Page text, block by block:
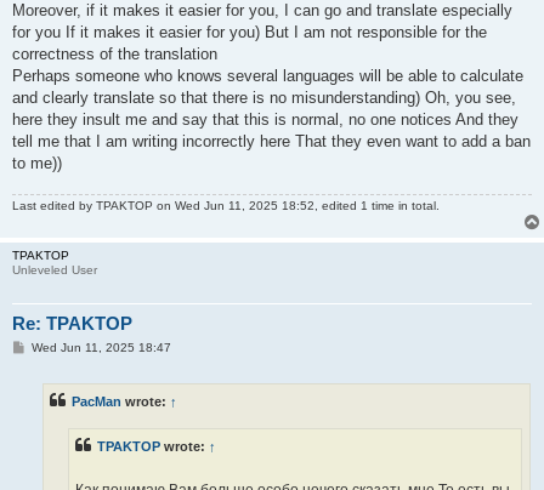
Moreover, if it makes it easier for you, I can go and translate especially
for you If it makes it easier for you) But I am not responsible for the
correctness of the translation
Perhaps someone who knows several languages ​​will be able to calculate
and clearly translate so that there is no misunderstanding) Oh, you see,
here they insult me ​​and say that this is normal, no one notices And they
tell me that I am writing incorrectly here That they even want to add a ban
to me))
Last edited by TPAKTOP on Wed Jun 11, 2025 18:52, edited 1 time in total.
TPAKTOP
Unleveled User
Re: TPAKTOP
PWed Jun 11, 2025 18:47
PacMan wrote: ↑
TPAKTOP wrote: ↑